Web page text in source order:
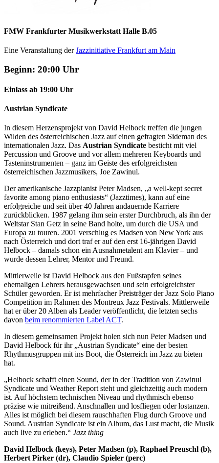
FMW Frankfurter Musikwerkstatt Halle B.05
Eine Veranstaltung derJazzinitiative Frankfurt am Main
Beginn: 20:00 Uhr
Einlass ab 19:00 Uhr
Austrian Syndicate
In diesem Herzensprojekt von David Helbock treffen die jungen
Wilden des österreichischen Jazz auf einen gefragten Sideman des
internationalen Jazz. Das Austrian Syndicate besticht mit viel
Percussion und Groove und vor allem mehreren Keyboards und
Tasteninstrumenten – ganz im Geiste des erfolgreichsten
österreichischen Jazzmusikers, Joe Zawinul.
Der amerikanische Jazzpianist Peter Madsen, „a well-kept secret
favorite among piano enthusiasts“ (Jazztimes), kann auf eine
erfolgreiche und seit über 40 Jahren andauernde Karriere
zurückblicken. 1987 gelang ihm sein erster Durchbruch, als ihn der
Weltstar Stan Getz in seine Band holte, um durch die USA und
Europa zu touren. 2001 verschlug es Madsen von New York aus
nach Österreich und dort traf er auf den erst 16-jährigen David
Helbock – damals schon ein Ausnahmetalent am Klavier – und
wurde dessen Lehrer, Mentor und Freund.
Mittlerweile ist David Helbock aus den Fußstapfen seines
ehemaligen Lehrers herausgewachsen und sein erfolgreichster
Schüler geworden. Er ist mehrfacher Preisträger der Jazz Solo Piano
Competition im Rahmen des Montreux Jazz Festivals. Mittlerweile
hat er über 20 Alben als Leader veröffentlicht, die letzten sechs
davon beim renommierten Label ACT.
In diesem gemeinsamen Projekt holen sich nun Peter Madsen und
David Helbock für ihr „Austrian Syndicate“ eine der besten
Rhythmusgruppen mit ins Boot, die Österreich im Jazz zu bieten
hat.
„Helbock schafft einen Sound, der in der Tradition von Zawinul
Syndicate und Weather Report steht und gleichzeitig auch modern
ist. Auf höchstem technischen Niveau und rhythmisch ebenso
präzise wie mitreißend. Anschnallen und losfliegen oder lostanzen.
Alles ist möglich bei diesem rauschhaften Flug durch Groove und
Sound. Austrian Syndicate ist ein Album, das Lust macht, die Musik
auch live zu erleben.“ Jazz thing
David Helbock (keys), Peter Madsen (p), Raphael Preuschl (b),
Herbert Pirker (dr), Claudio Spieler (perc)